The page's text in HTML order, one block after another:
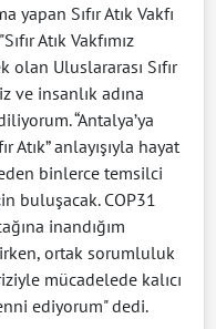
yapan Sıfır Atık Vakfı
Atık Vakfımız
Uluslararası Sıfır
ve insanlık adına
“Antalya’ya
Atık” anlayışıyla hayat
binlerce temsilci
buluşacak. COP31
inandığım
ortak sorumluluk
mücadelede kalıcı
ediyorum" dedi.